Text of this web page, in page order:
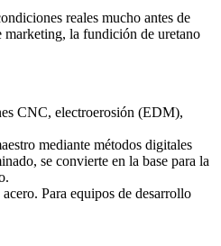
reales mucho antes de
marketing, la fundición de uretano
CNC, electroerosión (EDM),
mediante métodos digitales
se convierte en la base para la
Para equipos de desarrollo